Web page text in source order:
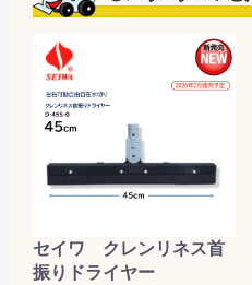
セイワ クレンリネス首
振りドライヤー